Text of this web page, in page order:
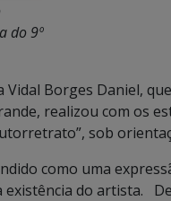
do 9º
Vidal Borges Daniel,
realizou com os
sob
como uma
do artista.